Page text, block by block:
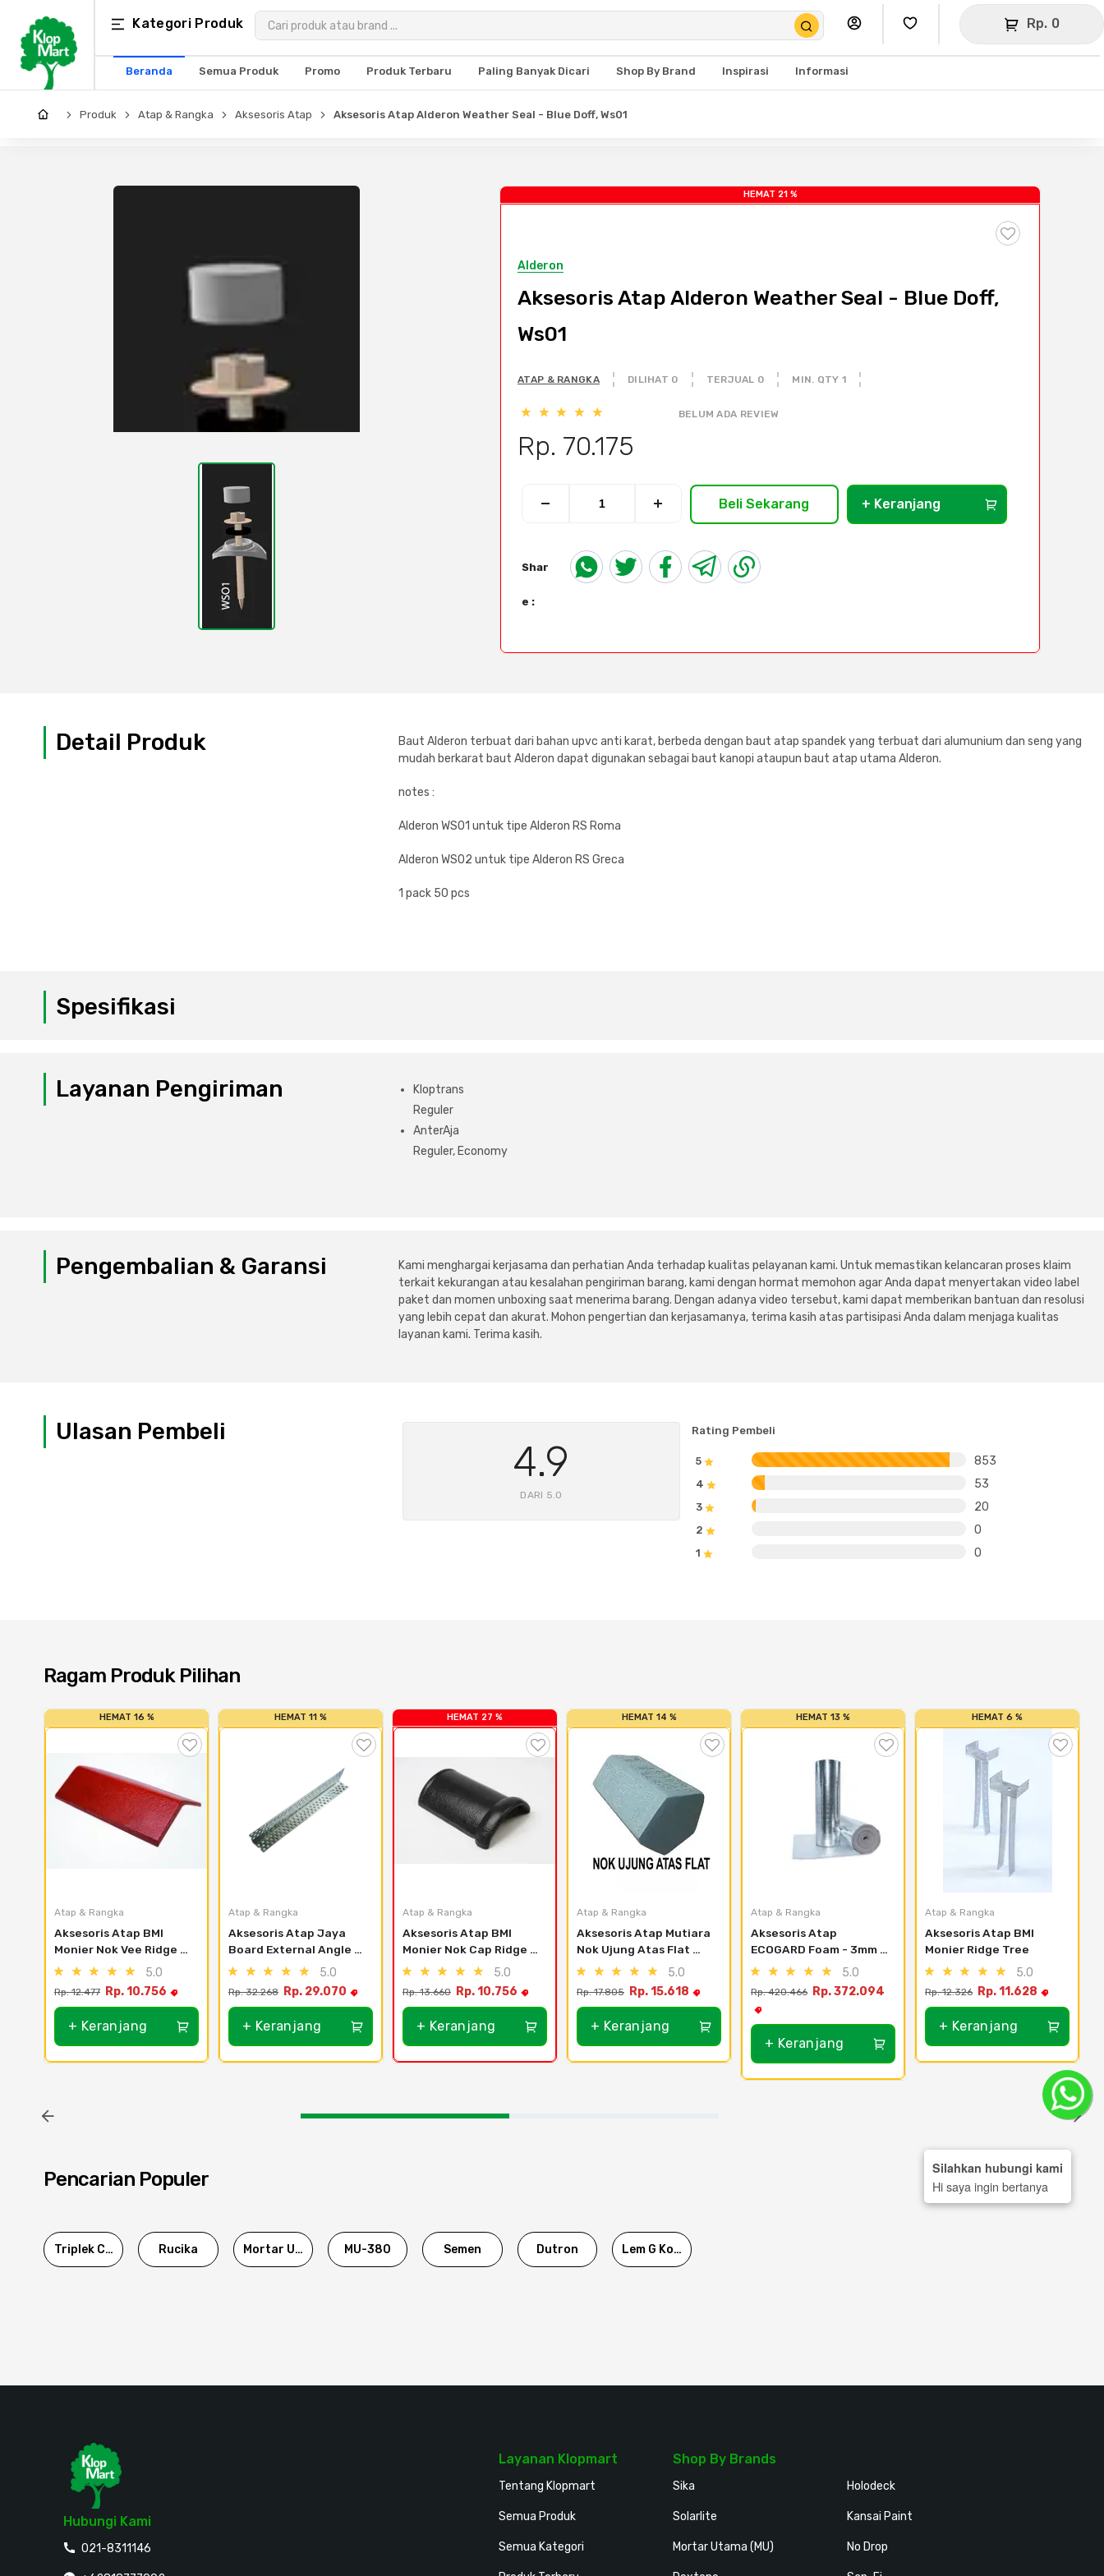
Kategori Produk Rp. 0
Beranda Semua Produk Promo Produk Terbaru Paling Banyak Dicari Shop By Brand Inspirasi Informasi
Kategori
Produk
Arsitektur
Produk Atap & Rangka Aksesoris Atap Aksesoris Atap Alderon Weather Seal - Blue Doff, Ws01
HEMAT 21 %
Alderon
Aksesoris Atap Alderon Weather Seal - Blue Doff,
Ws01
ATAP & RANGKA DILIHAT 0 TERJUAL 0 MIN. QTY 1
BELUM ADA REVIEW
Rp. 70.175
Beli Sekarang + Keranjang
Shar
e :
Detail Produk
Baut Alderon terbuat dari bahan upvc anti karat, berbeda dengan baut atap spandek yang terbuat dari alumunium dan seng yang
mudah berkarat baut Alderon dapat digunakan sebagai baut kanopi ataupun baut atap utama Alderon.
notes :
Alderon WS01 untuk tipe Alderon RS Roma
Alderon WS02 untuk tipe Alderon RS Greca
1 pack 50 pcs
Spesifikasi
Layanan Pengiriman
Kloptrans
Reguler
AnterAja
Reguler, Economy
Pengembalian & Garansi
Kami menghargai kerjasama dan perhatian Anda terhadap kualitas pelayanan kami. Untuk memastikan kelancaran proses klaim
terkait kekurangan atau kesalahan pengiriman barang, kami dengan hormat memohon agar Anda dapat menyertakan video label
paket dan momen unboxing saat menerima barang. Dengan adanya video tersebut, kami dapat memberikan bantuan dan resolusi
yang lebih cepat dan akurat. Mohon pengertian dan kerjasamanya, terima kasih atas partisipasi Anda dalam menjaga kualitas
layanan kami. Terima kasih.
Ulasan Pembeli
4.9
DARI 5.0
Rating Pembeli
5 853
4 53
3 20
2 0
1 0
Ragam Produk Pilihan
HEMAT 16 %
Atap & Rangka
Aksesoris Atap BMI
Monier Nok Vee Ridge
Classic - Black
5.0
Rp. 12.477 Rp. 10.756
+ Keranjang
HEMAT 11 %
Atap & Rangka
Aksesoris Atap Jaya
Board External Angle
90° Corner Bead PN 300
5.0
Rp. 32.268 Rp. 29.070
+ Keranjang
HEMAT 27 %
Atap & Rangka
Aksesoris Atap BMI
Monier Nok Cap Ridge
Solid - Black
5.0
Rp. 13.660 Rp. 10.756
+ Keranjang
HEMAT 14 %
Atap & Rangka
Aksesoris Atap Mutiara
Nok Ujung Atas Flat
ABC Cat Air - Hitam
5.0
Rp. 17.805 Rp. 15.618
+ Keranjang
HEMAT 13 %
Atap & Rangka
Aksesoris Atap
ECOGARD Foam - 3mm
Double Side - Foam
5.0
Rp. 420.466 Rp. 372.094
+ Keranjang
HEMAT 6 %
Atap & Rangka
Aksesoris Atap BMI
Monier Ridge Tree
5.0
Rp. 12.326 Rp. 11.628
+ Keranjang
Pencarian Populer
Triplek Cor Rucika Mortar Utama MU-380 Semen Dutron Lem G Korea
Hubungi Kami
021-8311146
Layanan Klopmart
Tentang Klopmart
Semua Produk
Semua Kategori
Shop By Brands
Sika
Solarlite
Mortar Utama (MU)
Holodeck
Kansai Paint
No Drop
Silahkan hubungi kami
Hi saya ingin bertanya